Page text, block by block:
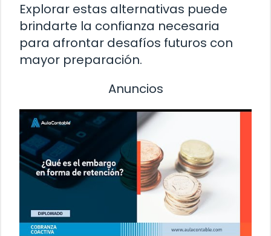
Explorar estas alternativas puede
brindarte la confianza necesaria
para afrontar desafíos futuros con
mayor preparación.
Anuncios